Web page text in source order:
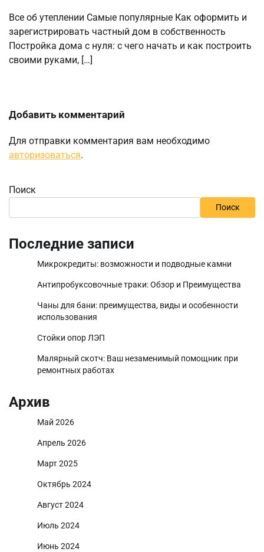
Все об утеплении Самые популярные Как оформить и
зарегистрировать частный дом в собственность
Постройка дома с нуля: с чего начать и как построить
своими руками, […]
Добавить комментарий
Для отправки комментария вам необходимо
авторизоваться.
Поиск
Поиск
Последние записи
Микрокредиты: возможности и подводные камни
Антипробуксовочные траки: Обзор и Преимущества
Чаны для бани: преимущества, виды и особенности
использования
Стойки опор ЛЭП
Малярный скотч: Ваш незаменимый помощник при
ремонтных работах
Архив
Май 2026
Апрель 2026
Март 2025
Октябрь 2024
Август 2024
Июль 2024
Июнь 2024